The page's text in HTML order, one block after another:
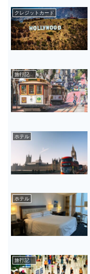
クレジットカード
旅行記
ホテル
ホテル
旅行記